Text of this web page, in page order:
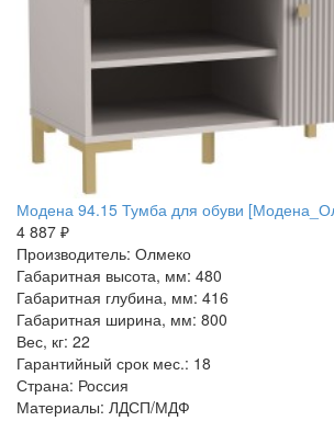
Модена 94.15 Тумба для обуви
4 887 ₽
Производитель: Олмеко
Габаритная высота, мм: 480
Габаритная глубина, мм: 416
Габаритная ширина, мм: 800
Вес, кг: 22
Гарантийный срок мес.: 18
Страна: Россия
Материалы: ЛДСП/МДФ